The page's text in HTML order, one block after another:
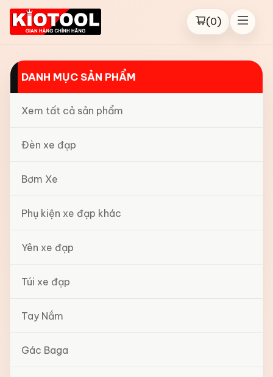
(0)
DANH MỤC SẢN PHẨM
Xem tất cả sản phẩm
Đèn xe đạp
Bơm Xe
Phụ kiện xe đạp khác
Yên xe đạp
Túi xe đạp
Tay Nắm
Gác Baga